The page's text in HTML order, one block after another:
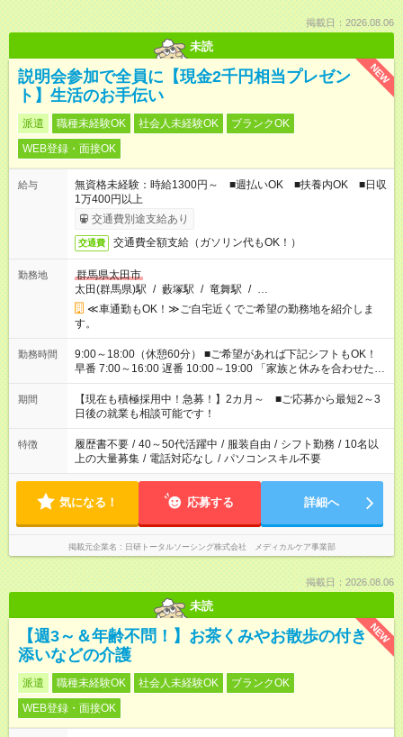
掲載日：2026.08.06
未読
NEW
説明会参加で全員に【現金2千円相当プレゼン
ト】生活のお手伝い
派遣 職種未経験OK 社会人未経験OK
ブランクOK
WEB登録・面接OK
給与
無資格未経験：時給1300円～ ■週払いOK ■扶養内OK ■日収
1万400円以上
交通費別途支給あり
交通費 交通費全額支給（ガソリン代もOK！）
勤務地
群馬県太田市
太田(群馬県)駅 / 藪塚駅 / 竜舞駅 / …
≪車通勤もOK！≫ご自宅近くでご希望の勤務地を紹介しま
す。
勤務時間
9:00～18:00（休憩60分） ■ご希望があれば下記シフトもOK！
早番 7:00～16:00 遅番 10:00～19:00 「家族と休みを合わせた
い」 「余裕を持って夕飯の準備がしたい」 「できれば残業はし
たくない」 など、ご希望を教えてくださいね。 ※Wワーク希望
の方へ 今ご覧のお仕事で希望する勤務時間と、もう1つのお仕事
の勤務時間。 合計で週40時間を超える場合は応募できません。
期間
【現在も積極採用中！急募！】2カ月～ ■ご応募から最短2～3
日後の就業も相談可能です！
特徴 履歴書不要 / 40～50代活躍中 / 服装自由 / シフト勤務 / 10名以
上の大量募集 / 電話対応なし / パソコンスキル不要
気になる！ 応募する 詳細へ
掲載元企業名 日研トータルソーシング株式会社 メディカルケア事業部
掲載日：2026.08.06
未読
NEW
【週3～＆年齢不問！】お茶くみやお散歩の付き
添いなどの介護
派遣 職種未経験OK 社会人未経験OK
ブランクOK
WEB登録・面接OK